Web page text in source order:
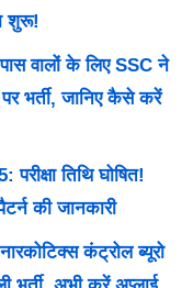
शुरू!
वालों के लिए SSC ने
भर्ती, जानिए कैसे करें
तिथि घोषित!
की जानकारी
कंट्रोल ब्यूरो